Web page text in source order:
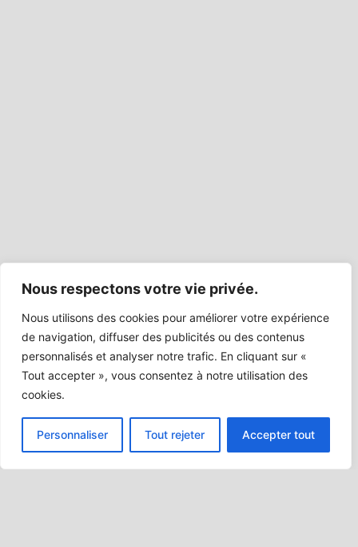
Nous respectons votre vie privée.
Nous utilisons des cookies pour améliorer votre expérience
de navigation, diffuser des publicités ou des contenus
personnalisés et analyser notre trafic. En cliquant sur «
Tout accepter », vous consentez à notre utilisation des
cookies.
Personnaliser Tout rejeter Accepter tout